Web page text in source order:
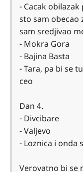
- Cacak
sto sam obecao
sam sredjivao
- Mokra Gora
- Bajina Basta
- Tara, pa bi se
ceo
Dan 4.
- Divcibare
- Valjevo
- Loznica i onda
Verovatno bi se